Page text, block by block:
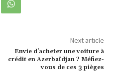
Next article
Envie d’acheter une voiture à
crédit en Azerbaïdjan ? Méfiez-
vous de ces 3 pièges